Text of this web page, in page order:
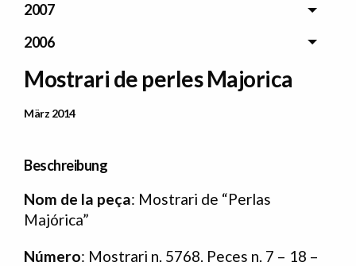
2007
2006
Mostrari de perles Majorica
Data Publicació
März 2014
Beschreibung
Nom de la peça: Mostrari de “Perlas
Majórica”
Número: Mostrari n. 5768. Peces n. 7 – 18 –